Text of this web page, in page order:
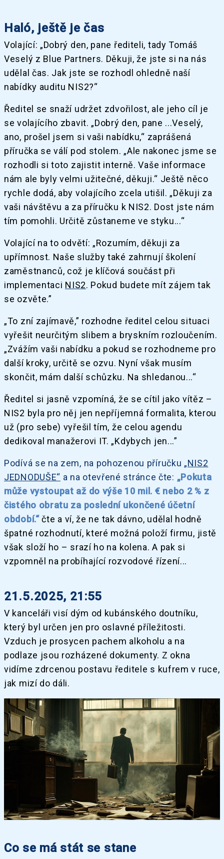
Haló, ještě je čas
Volající: „Dobrý den, pane řediteli, tady Tomáš
Veselý z Blue Partners. Děkuji, že jste si na nás
udělal čas. Jak jste se rozhodl ohledně naší
nabídky auditu NIS2?“
Ředitel se snaží udržet zdvořilost, ale jeho cíl je
se volajícího zbavit. „Dobrý den, pane ...Veselý,
ano, prošel jsem si vaši nabídku,“ zaprášená
příručka se válí pod stolem. „Ale nakonec jsme se
rozhodli si toto zajistit interně. Vaše informace
nám ale byly velmi užitečné, děkuji.“ Ještě něco
rychle dodá, aby volajícího zcela utišil. „Děkuji za
vaši návštěvu a za příručku k NIS2. Dost jste nám
tím pomohli. Určitě zůstaneme ve styku...“
Volající na to odvětí: „Rozumím, děkuji za
upřímnost. Naše služby také zahrnují školení
zaměstnanců, což je klíčová součást při
implementaci NIS2. Pokud budete mít zájem tak
se ozvěte.”
„To zní zajímavě,” rozhodne ředitel celou situaci
vyřešit neurčitým slibem a bryskním rozloučením.
„Zvážím vaši nabídku a pokud se rozhodneme pro
další kroky, určitě se ozvu. Nyní však musím
skončit, mám další schůzku. Na shledanou...“
Ředitel si jasně vzpomíná, že se cítil jako vítěz –
NIS2 byla pro něj jen nepříjemná formalita, kterou
už (pro sebe) vyřešil tím, že celou agendu
dedikoval manažerovi IT. „Kdybych jen...”
Podívá se na zem, na pohozenou příručku „NIS2
JEDNODUŠE“ a na otevřené stránce čte: „Pokuta
může vystoupat až do výše 10 mil. € nebo 2 % z
čistého obratu za poslední ukončené účetní
období.“ čte a ví, že ne tak dávno, udělal hodně
špatné rozhodnutí, které možná položí firmu, jistě
však složí ho – srazí ho na kolena. A pak si
vzpomněl na probíhající rozvodové řízení...
21.5.2025, 21:55
V kanceláři visí dým od kubánského doutníku,
který byl určen jen pro oslavné příležitosti.
Vzduch je prosycen pachem alkoholu a na
podlaze jsou rozházené dokumenty. Z okna
vidíme zdrcenou postavu ředitele s kufrem v ruce,
jak mizí do dáli.
Co se má stát se stane